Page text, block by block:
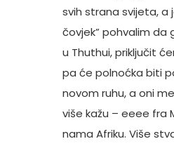
svih strana svijeta, a
čovjek” pohvalim da
u Thuthui, priključit
pa će polnoćka biti
novom ruhu, a oni
više kažu – eeee fra
nama Afriku. Više